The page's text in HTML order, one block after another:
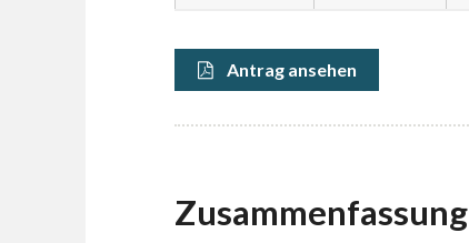
Antrag ansehen
Zusammenfassung